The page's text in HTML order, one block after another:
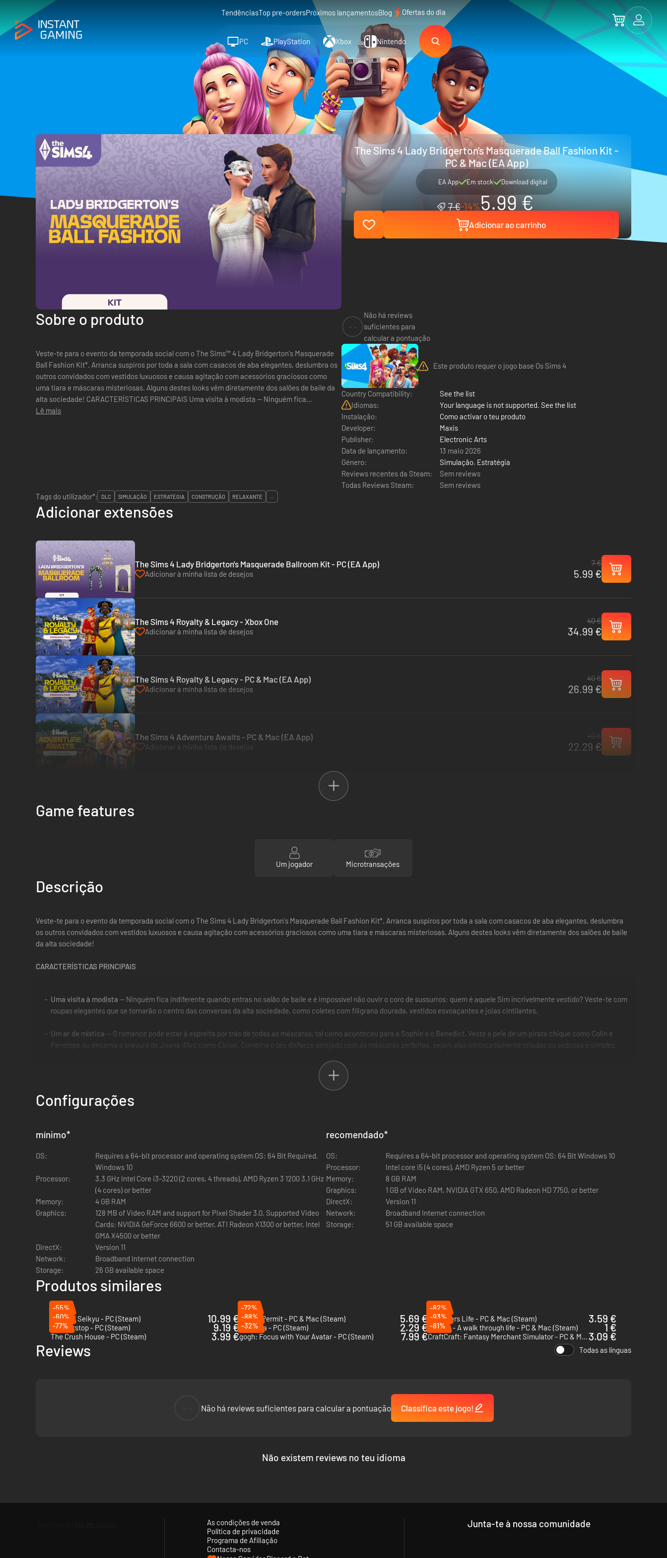
TendênciasTop pre-ordersPróximos lançamentosBlog Ofertas do dia
PC PlayStation Xbox Nintendo
The Sims 4 Lady Bridgerton's Masquerade Ball Fashion Kit -
PC & Mac (EA App)
EA App Em stock Download digital
7 €-14%5.99 €
Adicionar ao carrinho
Sobre o produto
Veste-te para o evento da temporada social com o The Sims™ 4 Lady Bridgerton's Masquerade
Ball Fashion Kit*. Arranca suspiros por toda a sala com casacos de aba elegantes, deslumbra os
outros convidados com vestidos luxuosos e causa agitação com acessórios graciosos como
uma tiara e máscaras misteriosas. Alguns destes looks vêm diretamente dos salões de baile da
alta sociedade! CARACTERÍSTICAS PRINCIPAIS Uma visita à modista — Ninguém fica
indiferente quando entras no salão de ba...
Lê mais
Não há reviews
suficientes para
calcular a pontuação
Este produto requer o jogo base Os Sims 4
Country Compatibility:
See the list
Idiomas:
Your language is not supported. See the list
Instalação:
Como activar o teu produto
Developer:
Maxis
Publisher:
Electronic Arts
Data de lançamento:
13 maio 2026
Género:
Simulação, Estratégia
Reviews recentes da Steam:
Sem reviews
Todas Reviews Steam:
Sem reviews
Tags do utilizador*:
DLC SIMULAÇÃO ESTRATÉGIA CONSTRUÇÃO RELAXANTE ...
Adicionar extensões
The Sims 4 Lady Bridgerton's Masquerade Ballroom Kit - PC (EA App)
Adicionar à minha lista de desejos
7 €
5.99 €
The Sims 4 Royalty & Legacy - Xbox One
Adicionar à minha lista de desejos
40 €
34.99 €
The Sims 4 Royalty & Legacy - PC & Mac (EA App)
Adicionar à minha lista de desejos
40 €
26.99 €
The Sims 4 Adventure Awaits - PC & Mac (EA App)
Adicionar à minha lista de desejos 22.29 €
Game features
Um jogador Microtransações
Descrição
Veste-te para o evento da temporada social com o The Sims 4 Lady Bridgerton's Masquerade Ball Fashion Kit*. Arranca suspiros por toda a sala com casacos de aba elegantes, deslumbra
os outros convidados com vestidos luxuosos e causa agitação com acessórios graciosos como uma tiara e máscaras misteriosas. Alguns destes looks vêm diretamente dos salões de baile
da alta sociedade!
CARACTERÍSTICAS PRINCIPAIS
Uma visita à modista — Ninguém fica indiferente quando entras no salão de baile e é impossível não ouvir o coro de sussurros: quem é aquele Sim incrivelmente vestido? Veste-te com
roupas elegantes que se tornarão o centro das conversas da alta sociedade, como coletes com filigrana dourada, vestidos esvoaçantes e joias cintilantes.
Um ar de mística — O romance pode estar à espreita por trás de todas as máscaras, tal como aconteceu para a Sophie e o Benedict. Veste a pele de um pirata chique como Colin e
Penelope ou encarna a bravura de Joana d'Arc como Eloise. Combina o teu disfarce arrojado com as máscaras perfeitas, sejam elas intrincadamente criadas ou sedosas e simples.
Configurações
mínimo*
OS:
Requires a 64-bit processor and operating system OS: 64 Bit Required.
Windows 10
Processor:
3.3 GHz Intel Core i3-3220 (2 cores, 4 threads), AMD Ryzen 3 1200 3.1 GHz
(4 cores) or better
Memory:
4 GB RAM
Graphics:
128 MB of Video RAM and support for Pixel Shader 3.0. Supported Video
Cards: NVIDIA GeForce 6600 or better, ATI Radeon X1300 or better, Intel
GMA X4500 or better
DirectX:
Version 11
Network:
Broadband Internet connection
Storage:
26 GB available space
recomendado*
OS:
Requires a 64-bit processor and operating system OS: 64 Bit Windows 10
Processor:
Intel core i5 (4 cores), AMD Ryzen 5 or better
Memory:
8 GB RAM
Graphics:
1 GB of Video RAM, NVIDIA GTX 650, AMD Radeon HD 7750, or better
DirectX:
Version 11
Network:
Broadband Internet connection
Storage:
51 GB available space
Produtos similares
-55%
Tales of Seikyu - PC (Steam)
10.99 €
-72%
Potion Permit - PC & Mac (Steam)
5.69 €
-82%
Youtubers Life - PC & Mac (Steam)
3.59 €
-60%
Wanderstop - PC (Steam)
9.19 €
-88%
Spirittea - PC (Steam)
2.29 €
-93%
Minabo - A walk through life - PC & Mac (Steam)
1 €
-77%
The Crush House - PC (Steam)
3.99 €
-32%
gogh: Focus with Your Avatar - PC (Steam)
7.99 €
-81%
CraftCraft: Fantasy Merchant Simulator - PC & Mac (Steam) 3.09 €
Reviews Todas as línguas
Não há reviews suficientes para calcular a pontuação Classifica este jogo!
Não existem reviews no teu idioma
As condições de venda
Política de privacidade
Programa de Afiliação
Contacta-nos
Junta-te à nossa comunidade